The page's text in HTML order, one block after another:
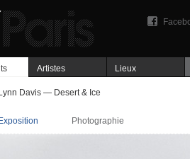
Artistes Lieux
Lynn Davis — Desert & Ice
Exposition Photographie